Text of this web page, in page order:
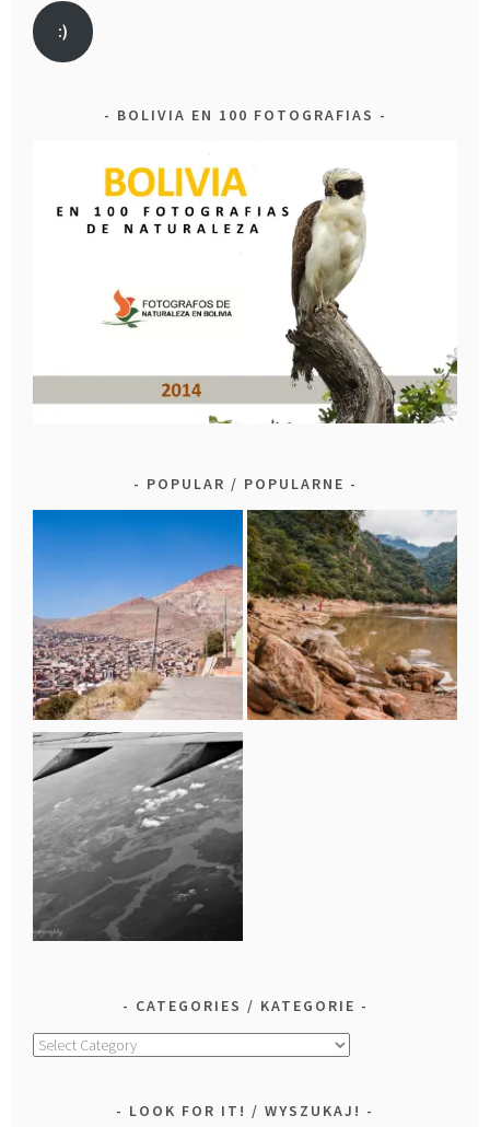
:)
BOLIVIA EN 100 FOTOGRAFIAS
POPULAR / POPULARNE
CATEGORIES / KATEGORIE
Categories
LOOK FOR IT! / WYSZUKAJ!